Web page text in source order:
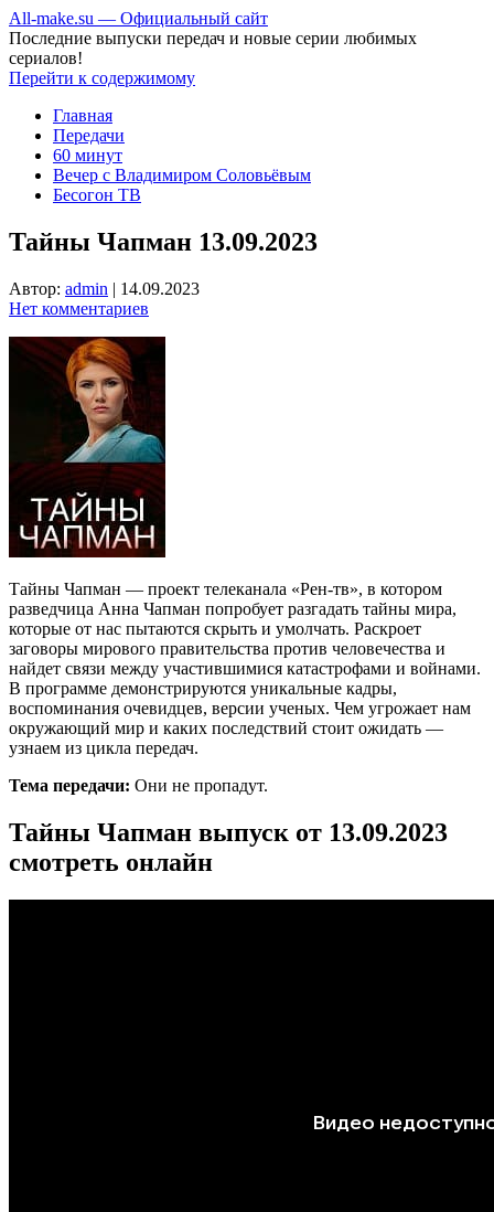
All-make.su — Официальный сайт
Последние выпуски передач и новые серии любимых
сериалов!
Перейти к содержимому
Главная
Передачи
60 минут
Вечер с Владимиром Соловьёвым
Бесогон ТВ
Тайны Чапман 13.09.2023
Автор: admin | 14.09.2023
Нет комментариев
Тайны Чапман — проект телеканала «Рен-тв», в котором
разведчица Анна Чапман попробует разгадать тайны мира,
которые от нас пытаются скрыть и умолчать. Раскроет
заговоры мирового правительства против человечества и
найдет связи между участившимися катастрофами и войнами.
В программе демонстрируются уникальные кадры,
воспоминания очевидцев, версии ученых. Чем угрожает нам
окружающий мир и каких последствий стоит ожидать —
узнаем из цикла передач.
Тема передачи: Они не пропадут.
Тайны Чапман выпуск от 13.09.2023
смотреть онлайн